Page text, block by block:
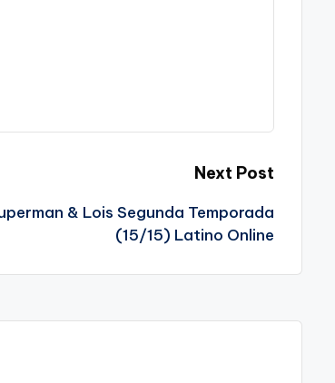
Next Post
& Lois Segunda Temporada
(15/15) Latino Online